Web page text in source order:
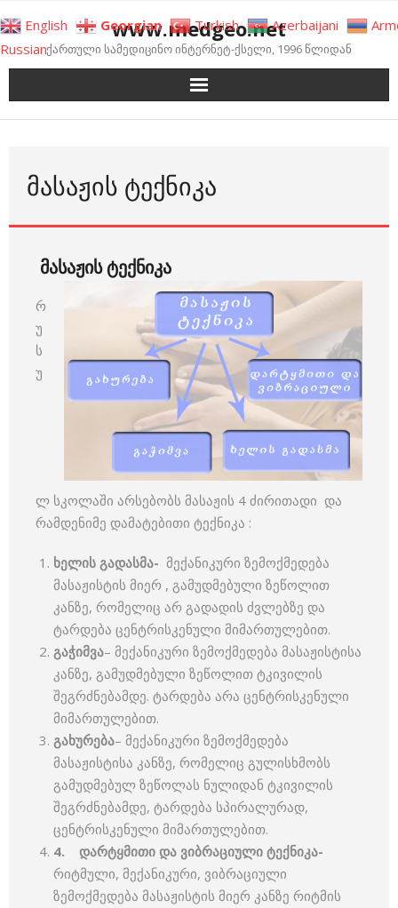
to
content
www.medgeo.net
ქართული სამედიცინო ინტერნეტ-ქსელი, 1996 წლიდან
ᲛᲐᲡᲐᲟᲘᲡ ᲢᲔᲥᲜᲘᲙᲐ
მასაჟის ტექნიკა
რ
უ
ს
უ
ლ სკოლაში არსებობს მასაჟის 4 ძირითადი და
რამდენიმე დამატებითი ტექნიკა :
ხელის გადასმა- მექანიკური ზემოქმედება
მასაჟისტის მიერ , გამუდმებული ზეწოლით
კანზე, რომელიც არ გადადის ძვლებზე და
ტარდება ცენტრისკენული მიმართულებით.
გაჭიმვა– მექანიკური ზემოქმედება მასაჟისტისა
კანზე, გამუდმებული ზეწოლით ტკივილის
შეგრძნებამდე. ტარდება არა ცენტრისკენული
მიმართულებით.
გახურება– მექანიკური ზემოქმედება
მასაჟისტისა კანზე, რომელიც გულისხმობს
გამუდმებულ ზეწოლას ნულიდან ტკივილის
შეგრძნებამდე, ტარდება სპირალურად,
ცენტრისკენული მიმართულებით.
4. დარტყმითი და ვიბრაციული ტექნიკა-
რიტმული, მექანიკური, ვიბრაციული
ზემოქმედება მასაჟისტის მიერ კანზე რიტმის
English Georgian Turkish Azerbaijani
Russian